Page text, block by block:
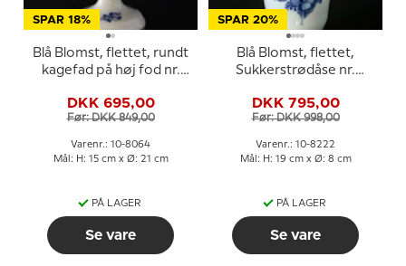
SPAR 18%
Blå Blomst, flettet, rundt
kagefad på høj fod nr.
Copenhagen
DKK 695,00
Før: DKK 849,00
Varenr.: 10-8064
Mål: H: 15 cm x Ø: 21 cm
PÅ LAGER
Se vare
SPAR 20%
Blå Blomst, flettet,
Sukkerstrødåse nr.
Copenhagen
DKK 795,00
Før: DKK 998,00
Varenr.: 10-8222
Mål: H: 19 cm x Ø: 8 cm
PÅ LAGER
Se vare